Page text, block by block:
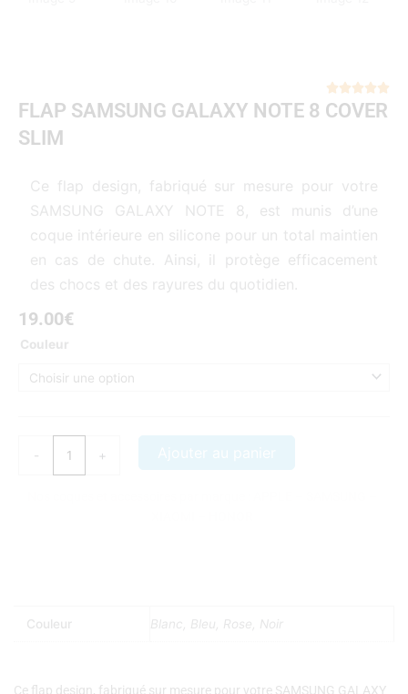

FLAP SAMSUNG GALAXY NOTE 8 COVER
SLIM
Ce flap design, fabriqué sur mesure pour votre
SAMSUNG GALAXY NOTE 8, est munis d’une
coque intérieure en silicone pour un total maintien
en cas de chute. Ainsi, il protège efficacement
des chocs et des rayures du quotidien.
19.00€
Couleur
-
quantité
FLAP
+
Couleur Blanc, Bleu, Rose, Noir
Ce flap design, fabriqué sur mesure pour votre SAMSUNG GALAXY